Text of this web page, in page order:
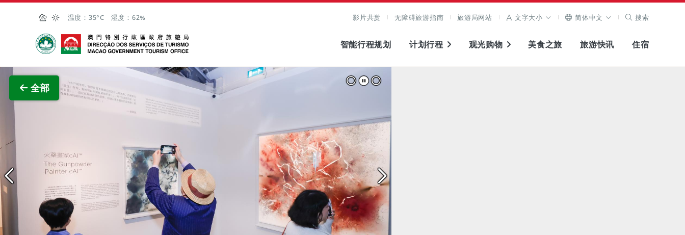
跳至主内容
温度： 35°C 湿度： 62% 影片共赏 无障碍旅游指南 旅游局网站 文字大小 简体中文 搜索
澳门特别行政区政府旅游局
智能行程规划 计划行程 观光购物 美食之旅 旅游快讯 住宿
全部
查看原图